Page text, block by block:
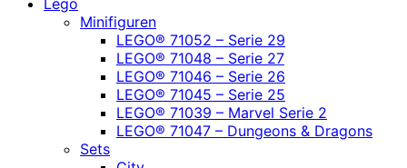
Lego
Minifiguren
LEGO® 71052 – Serie 29
LEGO® 71048 – Serie 27
LEGO® 71046 – Serie 26
LEGO® 71045 – Serie 25
LEGO® 71039 – Marvel Serie 2
LEGO® 71047 – Dungeons & Dragons
Sets